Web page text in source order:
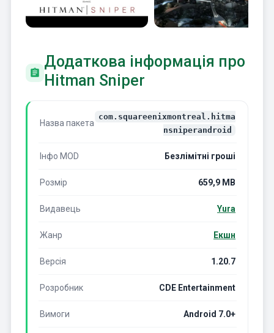
Додаткова інформація про
Hitman Sniper
Назва пакета
com.squareenixmontreal.hitma
nsniperandroid
Інфо MOD Безлімітні гроші
Розмір 659,9 MB
Видавець Yura
Жанр Екшн
Версія 1.20.7
Розробник CDE Entertainment
Вимоги Android 7.0+